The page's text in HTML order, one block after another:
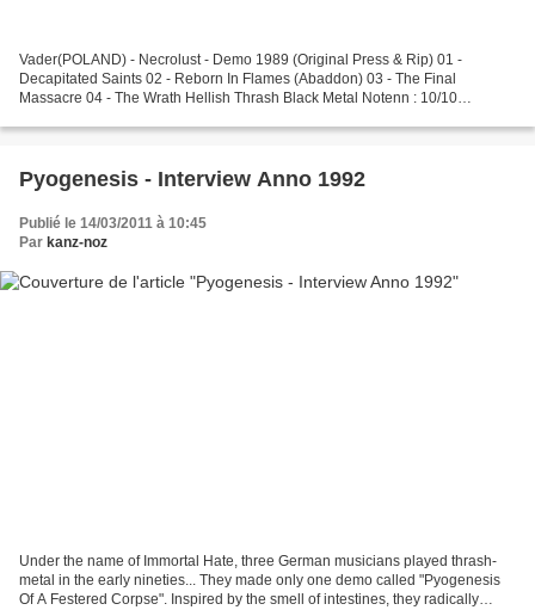
Vader(POLAND) - Necrolust - Demo 1989 (Original Press & Rip) 01 -
Decapitated Saints 02 - Reborn In Flames (Abaddon) 03 - The Final
Massacre 04 - The Wrath Hellish Thrash Black Metal Notenn : 10/10
Pyogenesis - Interview Anno 1992
Publié le 14/03/2011 à 10:45
Par kanz-noz
Under the name of Immortal Hate, three German musicians played thrash-
metal in the early nineties... They made only one demo called "Pyogenesis
Of A Festered Corpse". Inspired by the smell of intestines, they radically